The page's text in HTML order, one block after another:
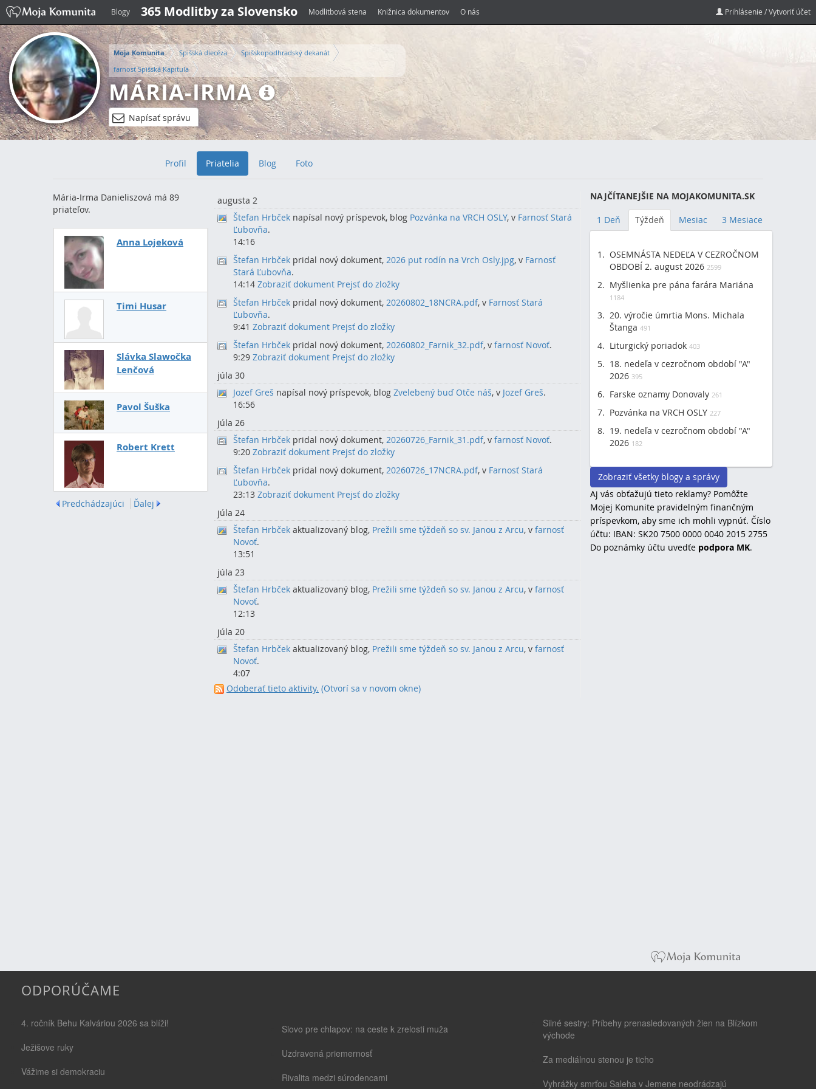
Blogy 365 Modlitby za Slovensko Modlitbová stena Knižnica dokumentov O nás Prihlásenie / Vytvoriť účet
Moja Komunita Spišská diecéza
Spišskopodhradský dekanát
farnosť Spišská Kapitula
MÁRIA-IRMA
Napísať správu
Profil Priatelia Blog Foto
Mária-Irma Danieliszová má 89
priateľov.
Anna Lojeková
Timi Husar
Slávka Slawočka
Lenčová
Pavol Šuška
Robert Krett
Predchádzajúci Ďalej
augusta 2
Štefan Hrbček napísal nový príspevok, blog Pozvánka na VRCH OSLY, v Farnosť Stará
Ľubovňa.
14:16
Štefan Hrbček pridal nový dokument, 2026 put rodín na Vrch Osly.jpg, v Farnosť
Stará Ľubovňa.
14:14 Zobraziť dokument Prejsť do zložky
Štefan Hrbček pridal nový dokument, 20260802_18NCRA.pdf, v Farnosť Stará
Ľubovňa.
9:41 Zobraziť dokument Prejsť do zložky
Štefan Hrbček pridal nový dokument, 20260802_Farnik_32.pdf, v farnosť Novoť.
9:29 Zobraziť dokument Prejsť do zložky
júla 30
Jozef Greš napísal nový príspevok, blog Zvelebený buď Otče náš, v Jozef Greš.
16:56
júla 26
Štefan Hrbček pridal nový dokument, 20260726_Farnik_31.pdf, v farnosť Novoť.
9:20 Zobraziť dokument Prejsť do zložky
Štefan Hrbček pridal nový dokument, 20260726_17NCRA.pdf, v Farnosť Stará
Ľubovňa.
23:13 Zobraziť dokument Prejsť do zložky
júla 24
Štefan Hrbček aktualizovaný blog, Prežili sme týždeň so sv. Janou z Arcu, v farnosť
Novoť.
13:51
júla 23
Štefan Hrbček aktualizovaný blog, Prežili sme týždeň so sv. Janou z Arcu, v farnosť
Novoť.
12:13
júla 20
Štefan Hrbček aktualizovaný blog, Prežili sme týždeň so sv. Janou z Arcu, v farnosť
Novoť.
4:07
Odoberať tieto aktivity. (Otvorí sa v novom okne)
NAJČÍTANEJŠIE NA MOJAKOMUNITA.SK
1 Deň Týždeň Mesiac 3 Mesiace
OSEMNÁSTA NEDEĽA V CEZROČNOM
OBDOBÍ 2. august 2026 2599
Myšlienka pre pána farára Mariána
1184
20. výročie úmrtia Mons. Michala
Štanga 491
Liturgický poriadok 403
18. nedeľa v cezročnom období "A"
2026 395
Farske oznamy Donovaly 261
Pozvánka na VRCH OSLY 227
19. nedeľa v cezročnom období "A"
2026 182
Zobraziť všetky blogy a správy
Aj vás obťažujú tieto reklamy? Pomôžte
Mojej Komunite pravidelným finančným
príspevkom, aby sme ich mohli vypnúť. Číslo
účtu: IBAN: SK20 7500 0000 0040 2015 2755
Do poznámky účtu uvedťe podpora MK.
ODPORÚČAME
4. ročník Behu Kalváriou 2026 sa blíži!
Ježišove ruky
Vážime si demokraciu
Slovo pre chlapov: na ceste k zrelosti muža
Uzdravená priemernosť
Rivalita medzi súrodencami
Silné sestry: Príbehy prenasledovaných žien na Blízkom
východe
Za mediálnou stenou je ticho
Vyhrážky smrťou Saleha v Jemene neodrádzajú